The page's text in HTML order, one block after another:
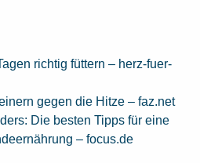
richtig füttern – herz-fuer-
gegen die Hitze – faz.net
Die besten Tipps für eine
– focus.de